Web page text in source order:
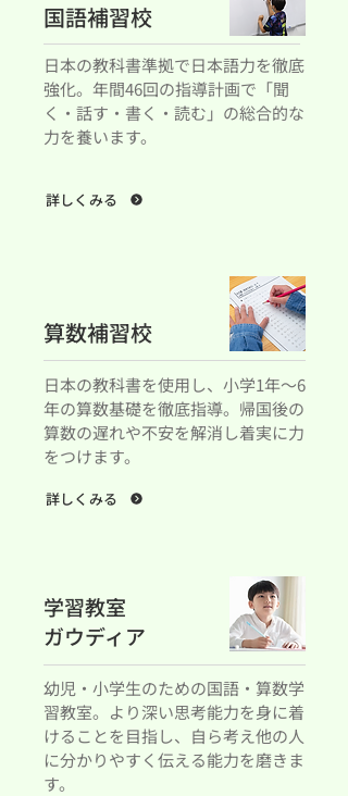
国語補習校
日本の教科書準拠で日本語力を徹底
強化。年間46回の指導計画で「聞
く・話す・書く・読む」の総合的な
力を養います。
詳しくみる
算数補習校
日本の教科書を使用し、小学1年〜6
年の算数基礎を徹底指導。帰国後の
算数の遅れや不安を解消し着実に力
をつけます。
詳しくみる
学習教室
ガウディア
幼児・小学生のための国語・算数学
習教室。より深い思考能力を身に着
けることを目指し、自ら考え他の人
に分かりやすく伝える能力を磨きま
す。